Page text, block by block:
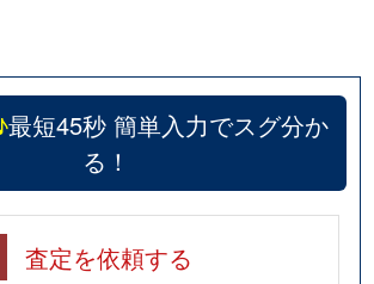
最短45秒 簡単入力でスグ分か
る！
査定を依頼する